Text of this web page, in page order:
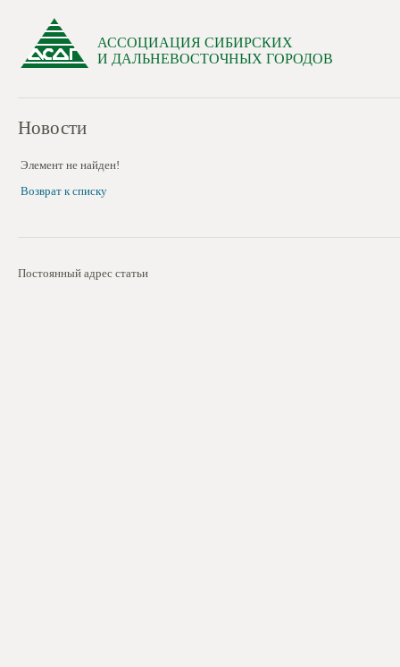
АССОЦИАЦИЯ СИБИРСКИХ
И ДАЛЬНЕВОСТОЧНЫХ ГОРОДОВ
Новости
Элемент не найден!
Возврат к списку
Постоянный адрес статьи